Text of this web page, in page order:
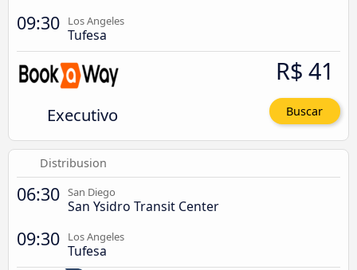
09:30 Los Angeles
Tufesa
Executivo
R$ 41
Buscar
Distribusion
06:30 San Diego
San Ysidro Transit Center
09:30 Los Angeles
Tufesa